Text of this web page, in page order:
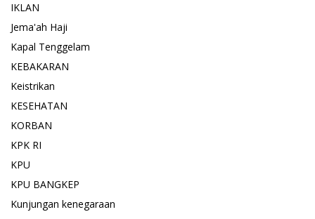
IKLAN
Jema'ah Haji
Kapal Tenggelam
KEBAKARAN
Keistrikan
KESEHATAN
KORBAN
KPK RI
KPU
KPU BANGKEP
Kunjungan kenegaraan